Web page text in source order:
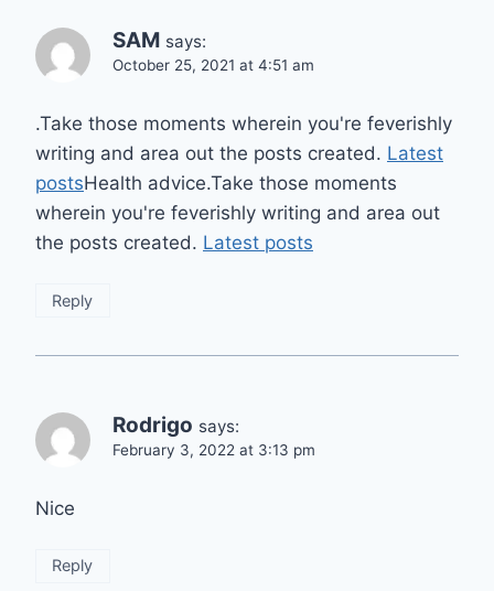
SAM says:
October 25, 2021 at 4:51 am
.Take those moments wherein you're feverishly
writing and area out the posts created. Latest
postsHealth advice.Take those moments
wherein you're feverishly writing and area out
the posts created. Latest posts
Reply
Rodrigo says:
February 3, 2022 at 3:13 pm
Nice
Reply